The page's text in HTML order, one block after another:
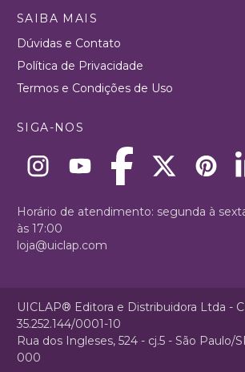
SAIBA MAIS
Dúvidas e Contato
Política de Privacidade
Termos e Condições de Uso
SIGA-NOS
Horário de atendimento: segunda à
às 17:00
loja@uiclap.com
UICLAP® Editora e Distribuidora Ltda -
35.252.144/0001-10
Rua dos Ingleses, 524 - cj.5 - São Paulo/
000